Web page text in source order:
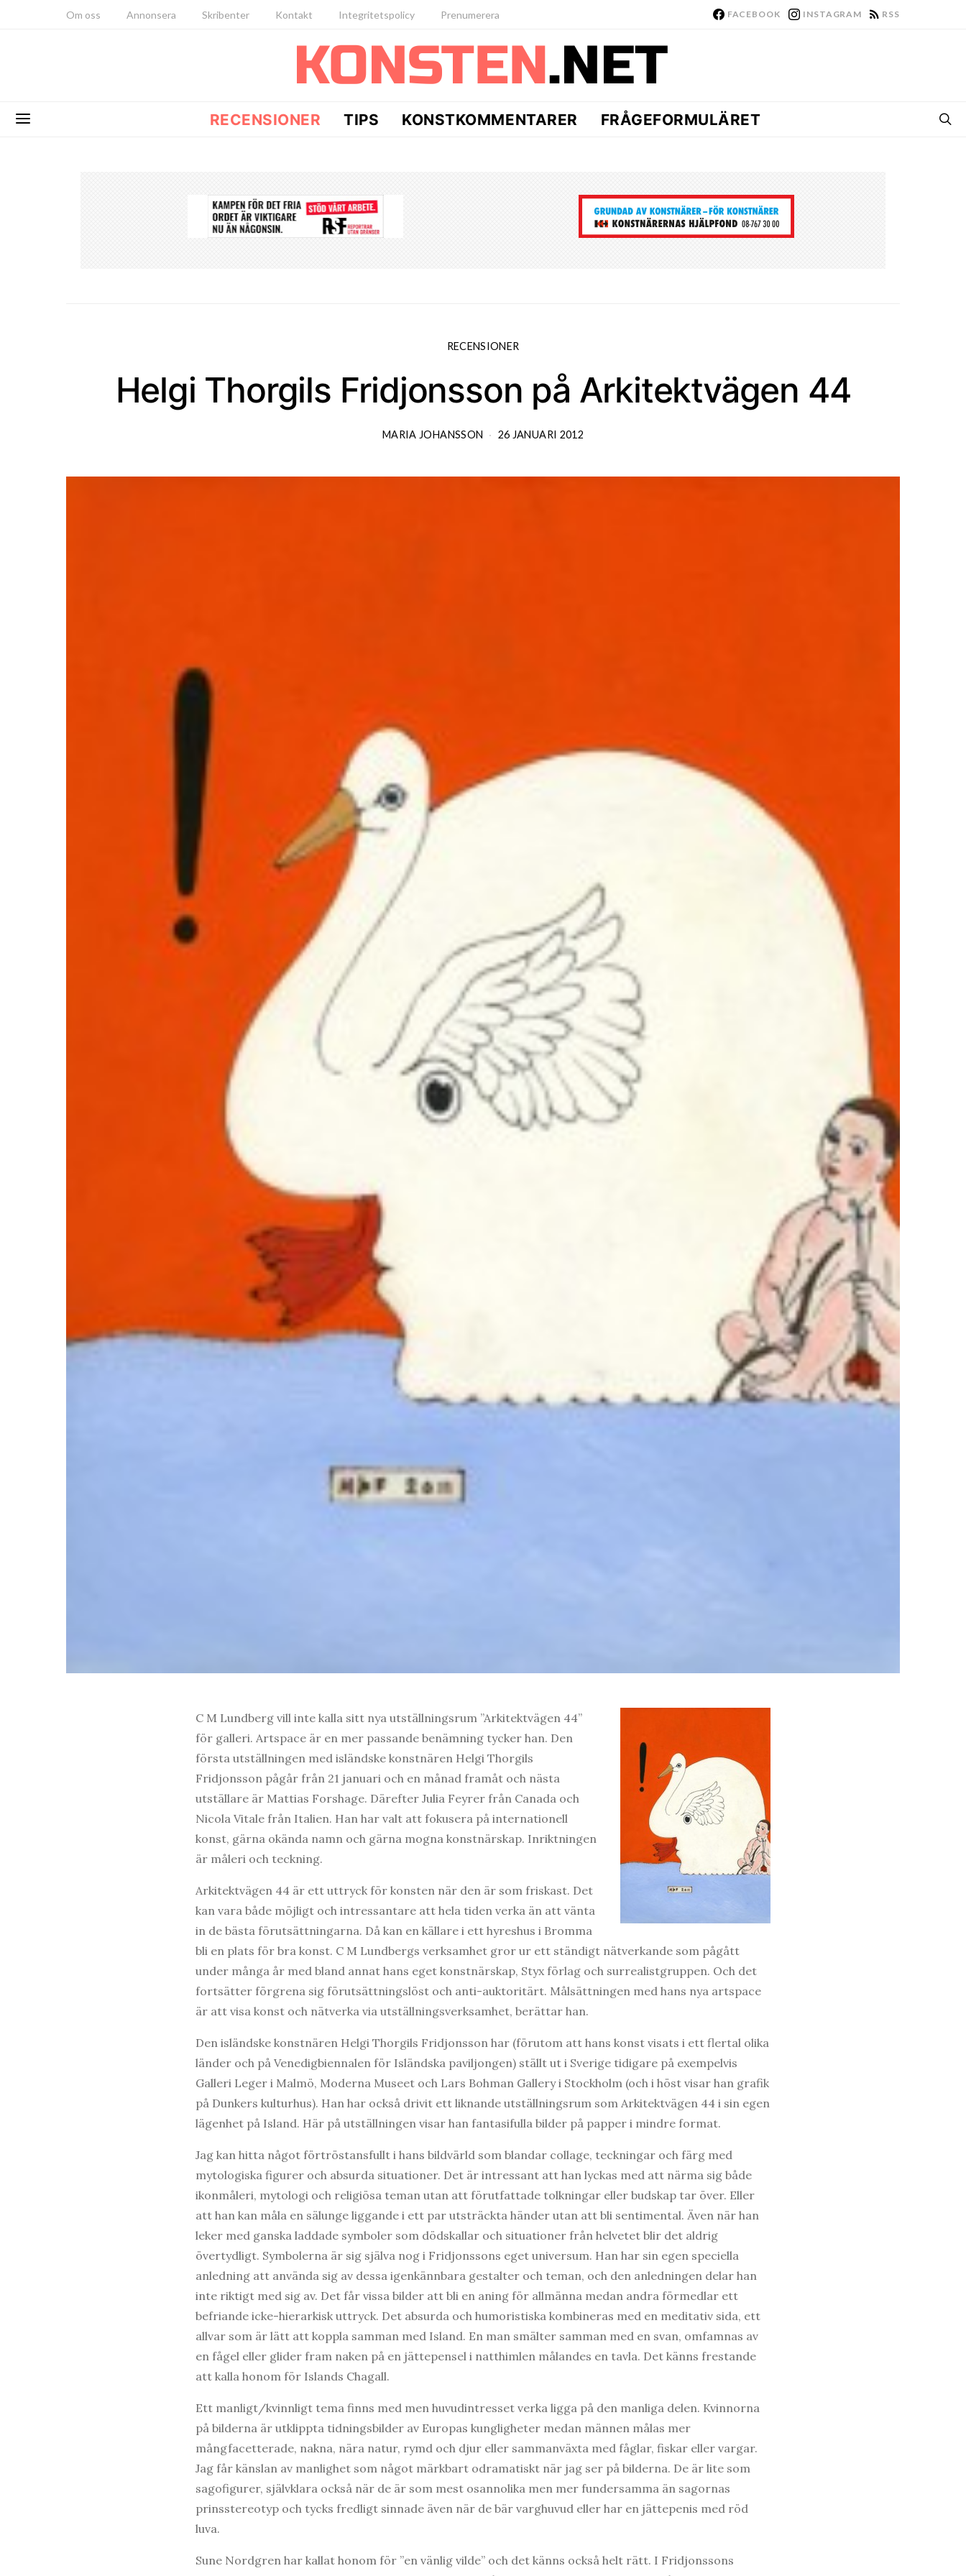
Om oss Annonsera Skribenter Kontakt Integritetspolicy Prenumerera FACEBOOK INSTAGRAM RSS
RECENSIONER TIPS KONSTKOMMENTARER FRÅGEFORMULÄRET
RECENSIONER
Helgi Thorgils Fridjonsson på Arkitektvägen 44
MARIA JOHANSSON 26 JANUARI 2012
C M Lundberg vill inte kalla sitt nya utställningsrum ”Arkitektvägen 44”
för galleri. Artspace är en mer passande benämning tycker han. Den
första utställningen med isländske konstnären Helgi Thorgils
Fridjonsson pågår från 21 januari och en månad framåt och nästa
utställare är Mattias Forshage. Därefter Julia Feyrer från Canada och
Nicola Vitale från Italien. Han har valt att fokusera på internationell
konst, gärna okända namn och gärna mogna konstnärskap. Inriktningen
är måleri och teckning.
Arkitektvägen 44 är ett uttryck för konsten när den är som friskast. Det
kan vara både möjligt och intressantare att hela tiden verka än att vänta
in de bästa förutsättningarna. Då kan en källare i ett hyreshus i Bromma
bli en plats för bra konst. C M Lundbergs verksamhet gror ur ett ständigt nätverkande som pågått
under många år med bland annat hans eget konstnärskap, Styx förlag och surrealistgruppen. Och det
fortsätter förgrena sig förutsättningslöst och anti-auktoritärt. Målsättningen med hans nya artspace
är att visa konst och nätverka via utställningsverksamhet, berättar han.
Den isländske konstnären Helgi Thorgils Fridjonsson har (förutom att hans konst visats i ett flertal olika
länder och på Venedigbiennalen för Isländska paviljongen) ställt ut i Sverige tidigare på exempelvis
Galleri Leger i Malmö, Moderna Museet och Lars Bohman Gallery i Stockholm (och i höst visar han grafik
på Dunkers kulturhus). Han har också drivit ett liknande utställningsrum som Arkitektvägen 44 i sin egen
lägenhet på Island. Här på utställningen visar han fantasifulla bilder på papper i mindre format.
Jag kan hitta något förtröstansfullt i hans bildvärld som blandar collage, teckningar och färg med
mytologiska figurer och absurda situationer. Det är intressant att han lyckas med att närma sig både
ikonmåleri, mytologi och religiösa teman utan att förutfattade tolkningar eller budskap tar över. Eller
att han kan måla en sälunge liggande i ett par utsträckta händer utan att bli sentimental. Även när han
leker med ganska laddade symboler som dödskallar och situationer från helvetet blir det aldrig
övertydligt. Symbolerna är sig själva nog i Fridjonssons eget universum. Han har sin egen speciella
anledning att använda sig av dessa igenkännbara gestalter och teman, och den anledningen delar han
inte riktigt med sig av. Det får vissa bilder att bli en aning för allmänna medan andra förmedlar ett
befriande icke-hierarkisk uttryck. Det absurda och humoristiska kombineras med en meditativ sida, ett
allvar som är lätt att koppla samman med Island. En man smälter samman med en svan, omfamnas av
en fågel eller glider fram naken på en jättepensel i natthimlen målandes en tavla. Det känns frestande
att kalla honom för Islands Chagall.
Ett manligt/kvinnligt tema finns med men huvudintresset verka ligga på den manliga delen. Kvinnorna
på bilderna är utklippta tidningsbilder av Europas kungligheter medan männen målas mer
mångfacetterade, nakna, nära natur, rymd och djur eller sammanväxta med fåglar, fiskar eller vargar.
Jag får känslan av manlighet som något märkbart odramatiskt när jag ser på bilderna. De är lite som
sagofigurer, självklara också när de är som mest osannolika men mer fundersamma än sagornas
prinsstereotyp och tycks fredligt sinnade även när de bär varghuvud eller har en jättepenis med röd
luva.
Sune Nordgren har kallat honom för ”en vänlig vilde” och det känns också helt rätt. I Fridjonssons